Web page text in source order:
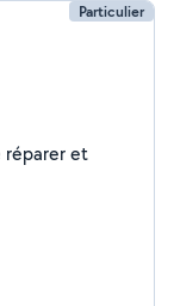
Particulier
réparer et